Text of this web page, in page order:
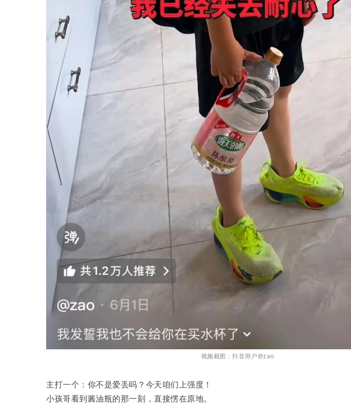
视频截图：抖音用户@zao
主打一个：你不是爱丢吗？今天咱们上强度！
小孩哥看到酱油瓶的那一刻，直接愣在原地。